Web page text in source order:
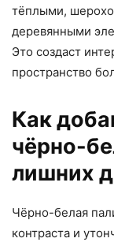
тёплыми,
деревянными
Это создаст
пространство
Как
чёрно-
лишних
Чёрно-белая
контраста и